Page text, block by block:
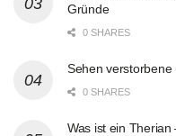
Gründe
0 SHARES
Sehen verstorbene
0 SHARES
Was ist ein Therian